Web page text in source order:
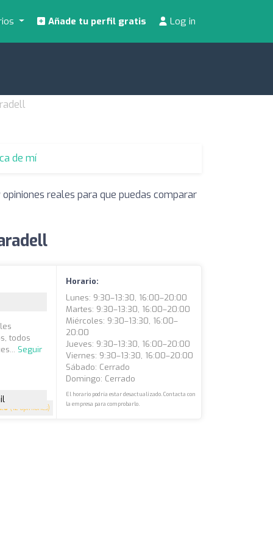
Añade tu perfil gratis Log in
de mí
reales para que puedas comparar
(12 opiniones)
todos
Seguir
Horario:
Lunes: 9:30–13:30, 16:00–20:00
Martes: 9:30–13:30, 16:00–20:00
Miércoles: 9:30–13:30, 16:00–
20:00
Jueves: 9:30–13:30, 16:00–20:00
Viernes: 9:30–13:30, 16:00–20:00
Sábado: Cerrado
Domingo: Cerrado
El horario podría estar desactualizado. Contacta con
la empresa para comprobarlo.